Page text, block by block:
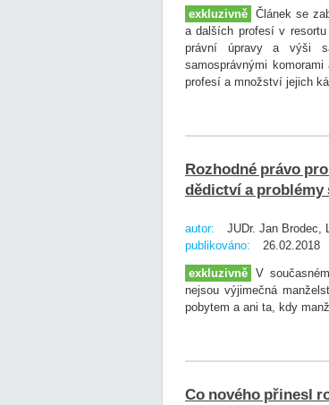
exkluzivně Článek se
a dalších profesí v resortu
právní úpravy a výši
samosprávnými
profesí a množství jejich
Rozhodné právo
dědictví a
autor:
JUDr. Jan Brodec,
publikováno:
26.02.2018
exkluzivně V
nejsou výjimečná
pobytem a ani ta, kdy
Co nového přinesl